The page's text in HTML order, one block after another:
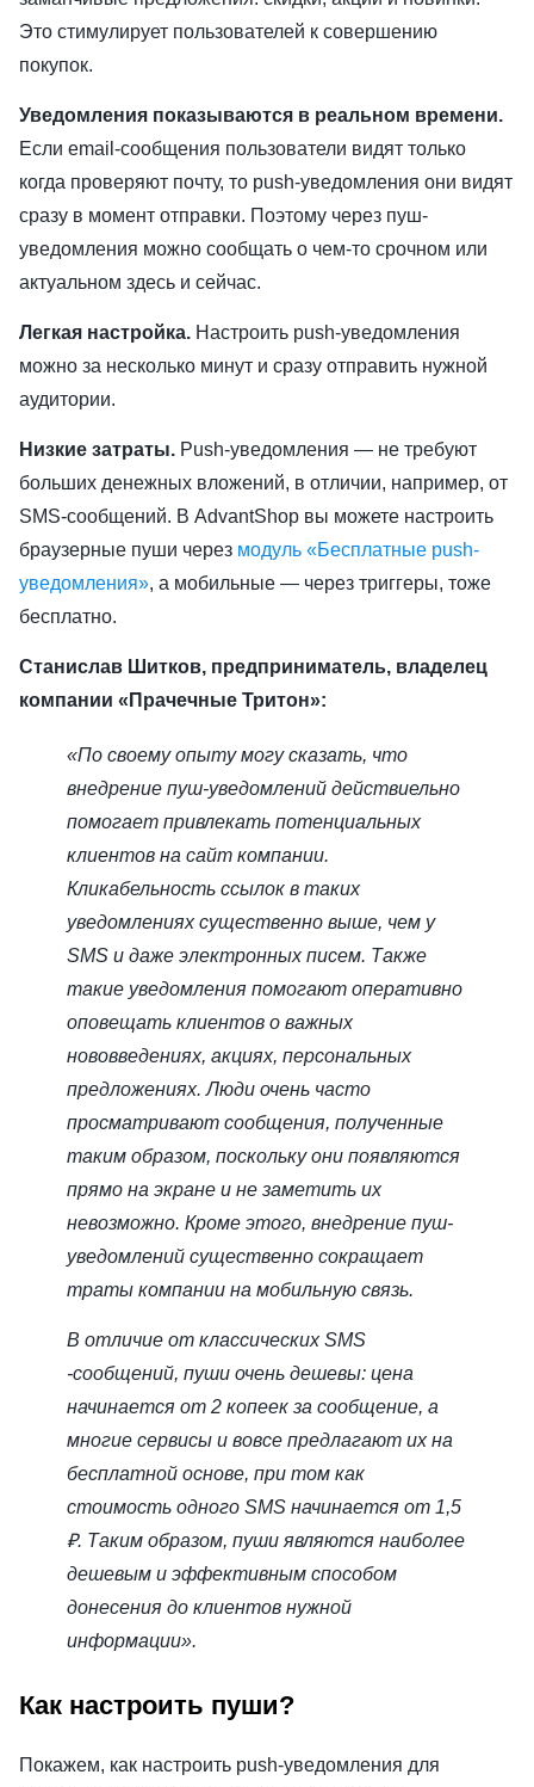
Это стимулирует пользователей к совершению
покупок.
Уведомления показываются в реальном времени.
Если email-сообщения пользователи видят только
когда проверяют почту, то push-уведомления они видят
сразу в момент отправки. Поэтому через пуш-
уведомления можно сообщать о чем-то срочном или
актуальном здесь и сейчас.
Легкая настройка. Настроить push-уведомления
можно за несколько минут и сразу отправить нужной
аудитории.
Низкие затраты. Push-уведомления — не требуют
больших денежных вложений, в отличии, например, от
SMS-сообщений. В AdvantShop вы можете настроить
браузерные пуши через модуль «Бесплатные push-
уведомления», а мобильные — через триггеры, тоже
бесплатно.
Станислав Шитков, предприниматель, владелец
компании «Прачечные Тритон»:
«По своему опыту могу сказать, что
внедрение пуш-уведомлений действиельно
помогает привлекать потенциальных
клиентов на сайт компании.
Кликабельность ссылок в таких
уведомлениях существенно выше, чем у
SMS и даже электронных писем. Также
такие уведомления помогают оперативно
оповещать клиентов о важных
нововведениях, акциях, персональных
предложениях. Люди очень часто
просматривают сообщения, полученные
таким образом, поскольку они появляются
прямо на экране и не заметить их
невозможно. Кроме этого, внедрение пуш-
уведомлений существенно сокращает
траты компании на мобильную связь.
В отличие от классических SMS
-сообщений, пуши очень дешевы: цена
начинается от 2 копеек за сообщение, а
многие сервисы и вовсе предлагают их на
бесплатной основе, при том как
стоимость одного SMS начинается от 1,5
₽. Таким образом, пуши являются наиболее
дешевым и эффективным способом
донесения до клиентов нужной
информации».
Как настроить пуши?
Покажем, как настроить push-уведомления для